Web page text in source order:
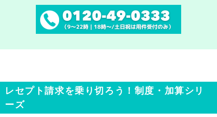
レセプト請求を乗り切ろう！制度・加算シリ
ーズ